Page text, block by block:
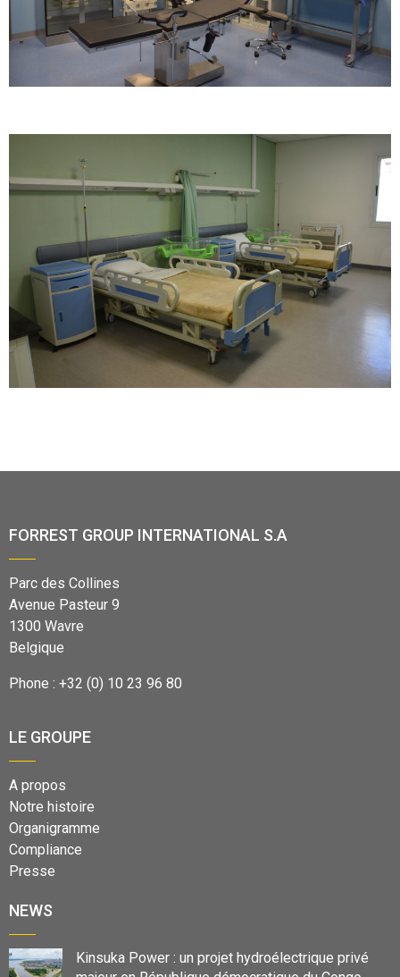
FORREST GROUP INTERNATIONAL S.A
Parc des Collines
Avenue Pasteur 9
1300 Wavre
Belgique
Phone : +32 (0) 10 23 96 80
LE GROUPE
A propos
Notre histoire
Organigramme
Compliance
Presse
NEWS
Kinsuka Power : un projet hydroélectrique privé